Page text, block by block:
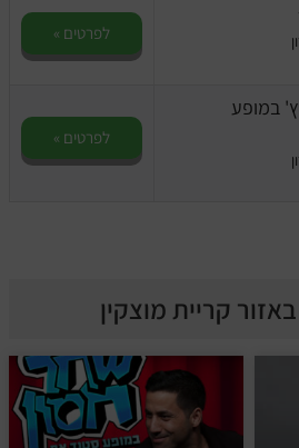
לפרטים »
במופע
לפרטים »
קריית מוצקין